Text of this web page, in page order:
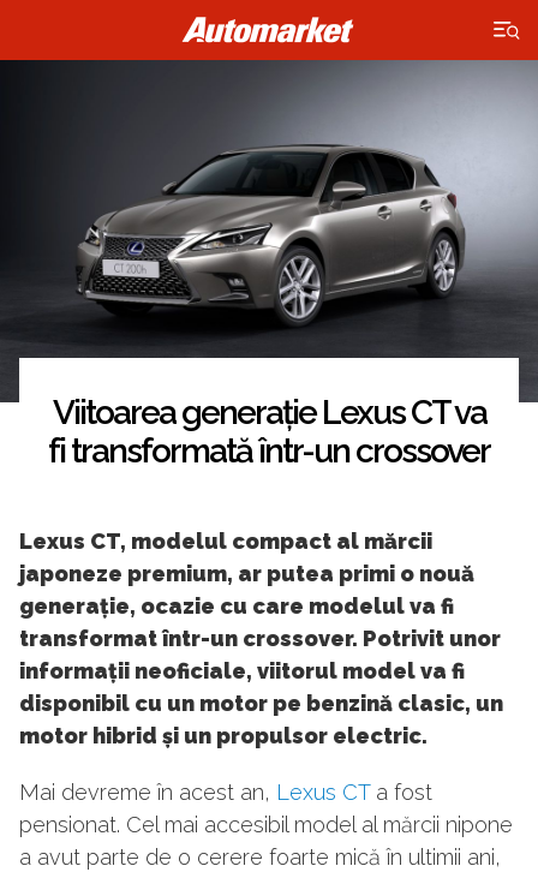
×
Viitoarea generație Lexus CT va
fi transformată într-un crossover
Lexus CT, modelul compact al mărcii
japoneze premium, ar putea primi o nouă
generație, ocazie cu care modelul va fi
transformat într-un crossover. Potrivit unor
informații neoficiale, viitorul model va fi
disponibil cu un motor pe benzină clasic, un
motor hibrid și un propulsor electric.
Mai devreme în acest an, Lexus CTa fost
pensionat. Cel mai accesibil model al mărcii nipone
a avut parte de o cerere foarte mică în ultimii ani,